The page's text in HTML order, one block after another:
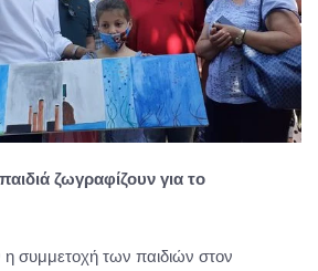
ζωγραφίζουν για το
η συμμετοχή των παιδιών στον